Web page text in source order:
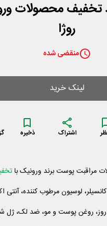
تخفیف محصولات
روژا
منقضی شده
لینک خرید
اشتراک ذخیره
مراقبت پوست برند ورونیک با
لوسیون مرطوب کننده، آنتی
روز، روغن پوست و مو، ضد لک، ژل